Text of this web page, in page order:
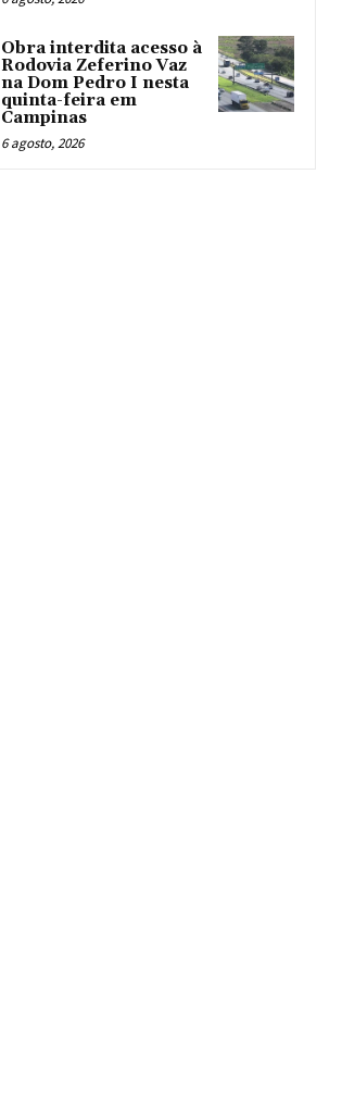
Obra interdita acesso à
Rodovia Zeferino Vaz
na Dom Pedro I nesta
quinta-feira em
Campinas
6 agosto, 2026